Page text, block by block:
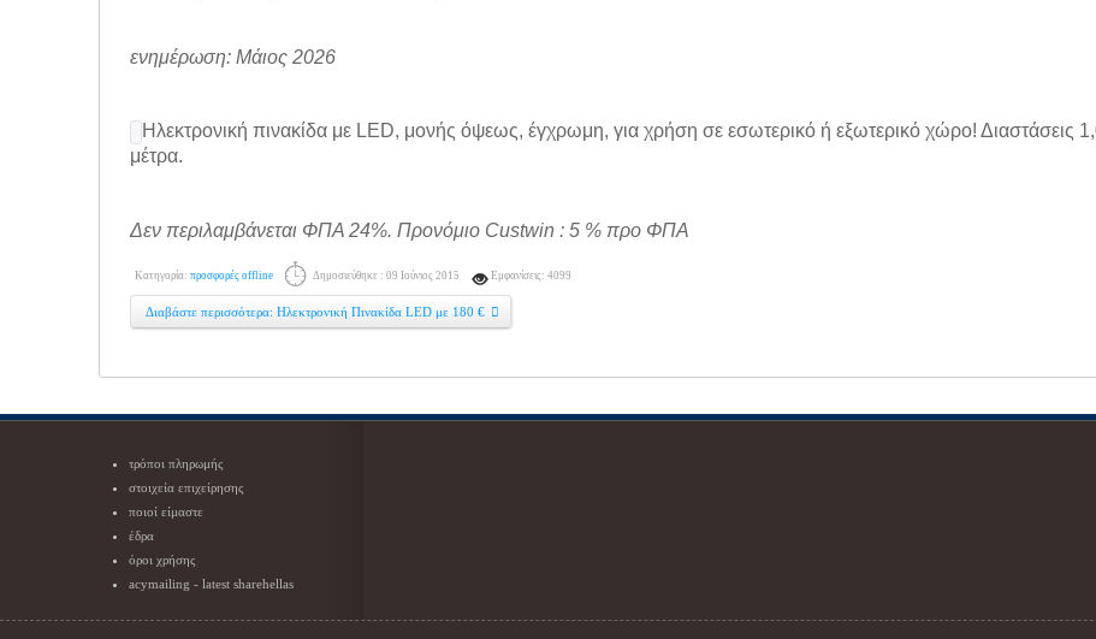
ενημέρωση: Μάιος 2026
Ηλεκτρονική πινακίδα με LED, μονής όψεως, έγχρωμη, για χρήση σε εσωτερικό ή εξωτερικό χώρο! Διαστάσεις
μέτρα.
Δεν περιλαμβάνεται ΦΠΑ 24%. Προνόμιο Custwin : 5 % προ ΦΠΑ
Κατηγορία: προσφορές offline Δημοσιεύθηκε : 09 Ιούνιος 2015 Εμφανίσεις: 4099
Διαβάστε περισσότερα: Ηλεκτρονική Πινακίδα LED με 180 €
τρόποι πληρωμής
στοιχεία επιχείρησης
ποιοί είμαστε
έδρα
όροι χρήσης
acymailing - latest sharehellas